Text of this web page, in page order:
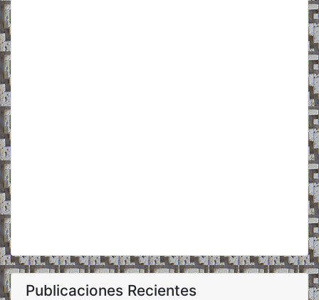
Publicaciones Recientes